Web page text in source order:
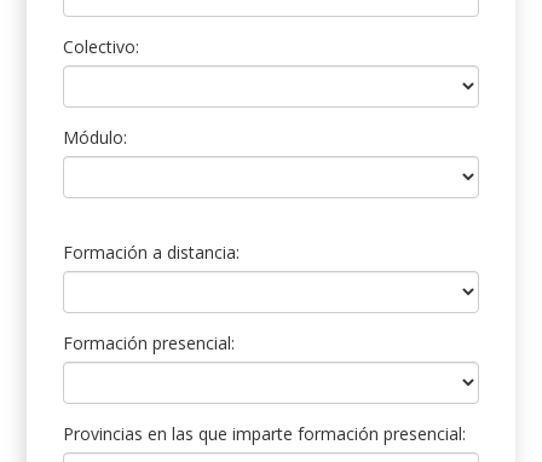
Colectivo:
Módulo:
Formación a distancia:
Formación presencial:
Provincias en las que imparte formación presencial: